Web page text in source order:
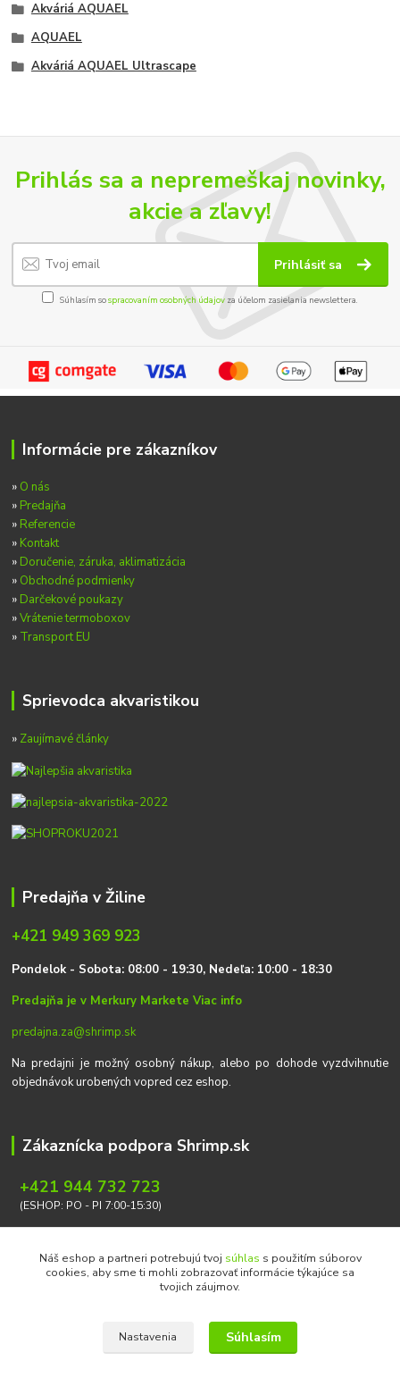
Akváriá AQUAEL
AQUAEL
Akváriá AQUAEL Ultrascape
Prihlás sa a nepremeškaj novinky,
akcie a zľavy!
Prihlásiť sa
Súhlasím sospracovaním osobných údajov za účelom zasielania newslettera.
Informácie pre zákazníkov
» O nás
» Predajňa
» Referencie
» Kontakt
» Doručenie, záruka, aklimatizácia
» Obchodné podmienky
» Darčekové poukazy
»Vrátenie termoboxov
» Transport EU
Sprievodca akvaristikou
» Zaujímavé články
Predajňa v Žiline
+421 949 369 923
Pondelok - Sobota: 08:00 - 19:30, Nedeľa: 10:00 - 18:30
Predajňa je v Merkury MarketeViac info
predajna.za@shrimp.sk
Na predajni je možný osobný nákup, alebo po dohode vyzdvihnutie
objednávok urobených vopred cez eshop.
Zákaznícka podpora Shrimp.sk
+421 944 732 723
(ESHOP: PO - PI 7:00-15:30)
Náš eshop a partneri potrebujú tvoj súhlas s použitím súborov
cookies, aby sme ti mohli zobrazovať informácie týkajúce sa
tvojich záujmov.
Nastavenia Súhlasím